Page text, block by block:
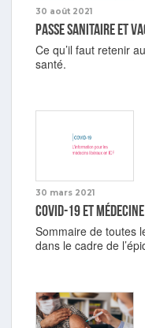
30 août 2021
Passe sanitaire et
Ce qu’il faut retenir
santé.
30 mars 2021
COVID-19 et
Sommaire de toutes
dans le cadre de